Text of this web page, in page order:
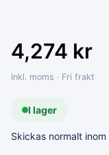
4,274 kr
Inkl. moms · Fri frakt
I lager
Skickas normalt inom